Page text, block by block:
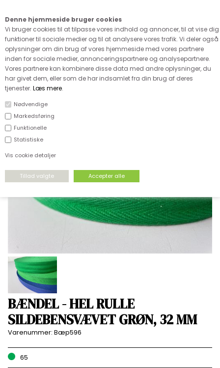
Denne hjemmeside bruger cookies
Vi bruger cookies til at tilpasse vores indhold og annoncer, til at vise dig
funktioner til sociale medier og til at analysere vores trafik. Vi deler også
oplysninger om din brug af vores hjemmeside med vores partnere
inden for sociale medier, annonceringspartnere og analysepartnere.
Vores partnere kan kombinere disse data med andre oplysninger, du
har givet dem, eller som de har indsamlet fra din brug af deres
tjenester. Læs mere.
Nødvendige
Markedsføring
Funktionelle
Statistiske
Vis cookie detaljer
FORSIDE›UDSALG›UDSALG & TILBUD PÅ TILBEHØR & GARN
SPAR
94%
BÆNDEL - HEL RULLE
SILDEBENSVÆVET GRØN, 32 MM
Varenummer: Bæp596
65